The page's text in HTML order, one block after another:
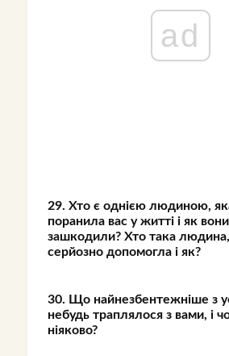
ad
29. Хто є однією людиною,
поранила вас у житті і як
зашкодили? Хто така
серйозно допомогла і як?
30. Що найнезбентежніше з
небудь траплялося з вами, і
ніяково?